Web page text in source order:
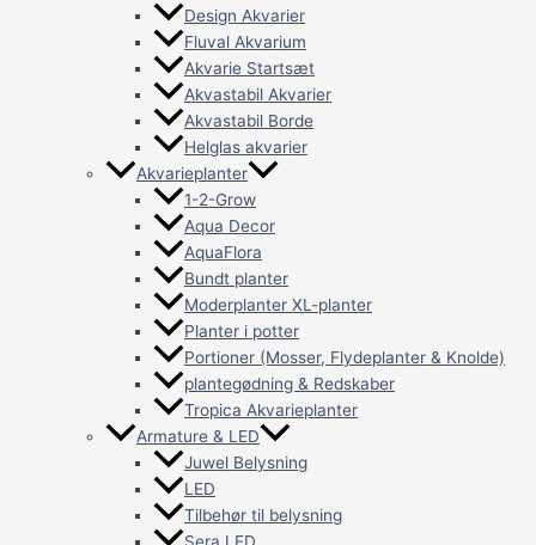
Design Akvarier
Fluval Akvarium
Akvarie Startsæt
Akvastabil Akvarier
Akvastabil Borde
Helglas akvarier
Akvarieplanter
1-2-Grow
Aqua Decor
AquaFlora
Bundt planter
Moderplanter XL-planter
Planter i potter
Portioner (Mosser, Flydeplanter & Knolde)
plantegødning & Redskaber
Tropica Akvarieplanter
Armature & LED
Juwel Belysning
LED
Tilbehør til belysning